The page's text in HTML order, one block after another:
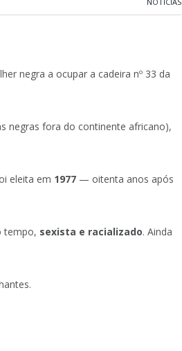
negra a ocupar a cadeira nº 33 da
negras fora do continente africano),
eleita em 1977 — oitenta anos após
tempo, sexista e racializado. Ainda